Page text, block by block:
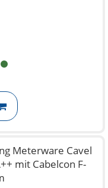
Meterware Cavel
mit Cabelcon F-